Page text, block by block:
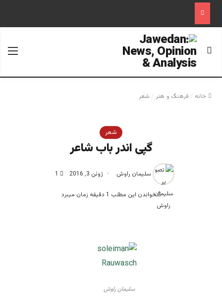
جستجو برای
خانه / فرهنگ و هنر / شعر
شعر
گپی اندر باب شاعر
سلیمان راوش ژوئن 3, 2016 1
خواندن این مطلب 1 دقیقه زمان میبرد
سلیمان راوش